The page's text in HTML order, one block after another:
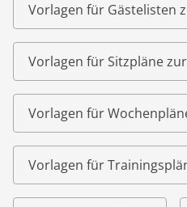
Vorlagen für Gästelisten
Vorlagen für Sitzpläne
Vorlagen für
Vorlagen für